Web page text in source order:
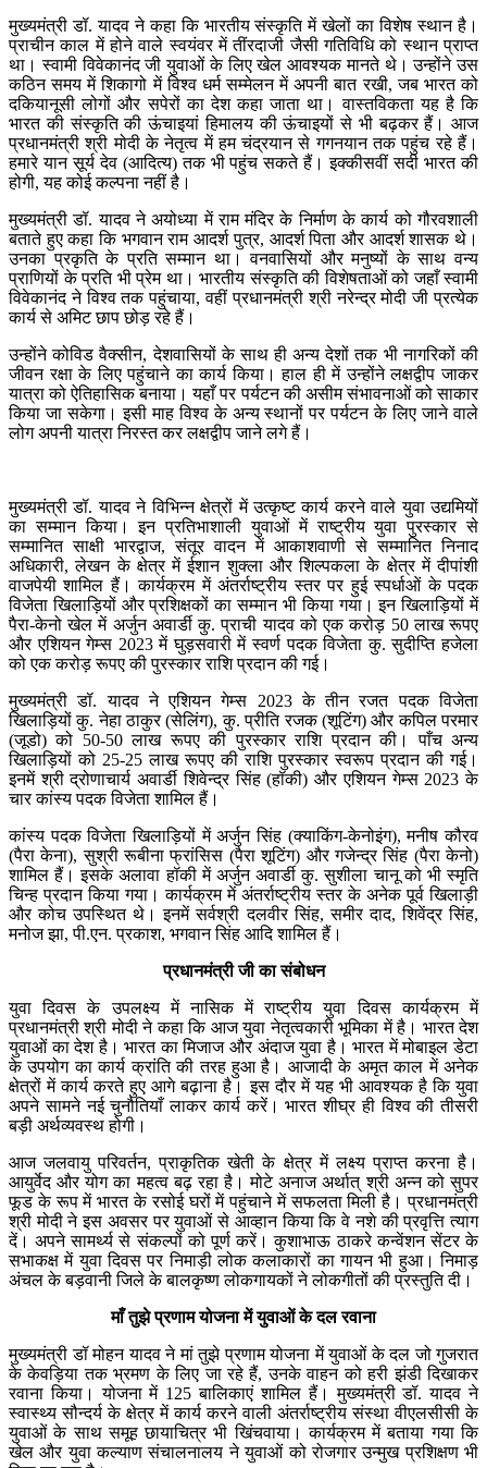
मुख्यमंत्री डॉ. यादव ने कहा कि भारतीय संस्कृति में खेलों का विशेष स्थान है।
प्राचीन काल में होने वाले स्वयंवर में तींरदाजी जैसी गतिविधि को स्थान प्राप्त
था। स्वामी विवेकानंद जी युवाओं के लिए खेल आवश्यक मानते थे। उन्होंने उस
कठिन समय में शिकागो में विश्व धर्म सम्मेलन में अपनी बात रखी, जब भारत को
दकियानूसी लोगों और सपेरों का देश कहा जाता था। वास्तविकता यह है कि
भारत की संस्कृति की ऊंचाइयां हिमालय की ऊंचाइयों से भी बढ़कर हैं। आज
प्रधानमंत्री श्री मोदी के नेतृत्व में हम चंद्रयान से गगनयान तक पहुंच रहे हैं।
हमारे यान सूर्य देव (आदित्य) तक भी पहुंच सकते हैं। इक्कीसवीं सदी भारत की
होगी, यह कोई कल्पना नहीं है।
मुख्यमंत्री डॉ. यादव ने अयोध्या में राम मंदिर के निर्माण के कार्य को गौरवशाली
बताते हुए कहा कि भगवान राम आदर्श पुत्र, आदर्श पिता और आदर्श शासक थे।
उनका प्रकृति के प्रति सम्मान था। वनवासियों और मनुष्यों के साथ वन्य
प्राणियों के प्रति भी प्रेम था। भारतीय संस्कृति की विशेषताओं को जहाँ स्वामी
विवेकानंद ने विश्व तक पहुंचाया, वहीं प्रधानमंत्री श्री नरेन्द्र मोदी जी प्रत्येक
कार्य से अमिट छाप छोड़ रहे हैं।
उन्होंने कोविड वैक्सीन, देशवासियों के साथ ही अन्य देशों तक भी नागरिकों की
जीवन रक्षा के लिए पहुंचाने का कार्य किया। हाल ही में उन्होंने लक्षद्वीप जाकर
यात्रा को ऐतिहासिक बनाया। यहाँ पर पर्यटन की असीम संभावनाओं को साकार
किया जा सकेगा। इसी माह विश्व के अन्य स्थानों पर पर्यटन के लिए जाने वाले
लोग अपनी यात्रा निरस्त कर लक्षद्वीप जाने लगे हैं।
मुख्यमंत्री डॉ. यादव ने विभिन्न क्षेत्रों में उत्कृष्ट कार्य करने वाले युवा उद्यमियों
का सम्मान किया। इन प्रतिभाशाली युवाओं में राष्ट्रीय युवा पुरस्कार से
सम्मानित साक्षी भारद्वाज, संतूर वादन में आकाशवाणी से सम्मानित निनाद
अधिकारी, लेखन के क्षेत्र में ईशान शुक्ला और शिल्पकला के क्षेत्र में दीपांशी
वाजपेयी शामिल हैं। कार्यक्रम में अंतर्राष्ट्रीय स्तर पर हुई स्पर्धाओं के पदक
विजेता खिलाड़ियों और प्रशिक्षकों का सम्मान भी किया गया। इन खिलाड़ियों में
पैरा-केनो खेल में अर्जुन अवार्डी कु. प्राची यादव को एक करोड़ 50 लाख रूपए
और एशियन गेम्स 2023 में घुड़सवारी में स्वर्ण पदक विजेता कु. सुदीप्ति हजेला
को एक करोड़ रूपए की पुरस्कार राशि प्रदान की गई।
मुख्यमंत्री डॉ. यादव ने एशियन गेम्स 2023 के तीन रजत पदक विजेता
खिलाड़ियों कु. नेहा ठाकुर (सेलिंग), कु. प्रीति रजक (शूटिंग) और कपिल परमार
(जूडो) को 50-50 लाख रूपए की पुरस्कार राशि प्रदान की। पाँच अन्य
खिलाड़ियों को 25-25 लाख रूपए की राशि पुरस्कार स्वरूप प्रदान की गई।
इनमें श्री ‍द्रोणाचार्य अवार्डी शिवेन्द्र सिंह (हॉकी) और एशियन गेम्स 2023 के
चार कांस्य पदक विजेता शामिल हैं।
कांस्य पदक विजेता खिलाड़ियों में अर्जुन सिंह (क्याकिंग-केनोइंग), मनीष कौरव
(पैरा केना), सुश्री रूबीना फ्रांसिस (पैरा शूटिंग) और गजेन्द्र सिंह (पैरा केनो)
शामिल हैं। इसके अलावा हॉकी में अर्जुन अवार्डी कु. सुशीला चानू को भी स्मृति
चिन्ह प्रदान किया गया। कार्यक्रम में अंतर्राष्ट्रीय स्तर के अनेक पूर्व खिलाड़ी
और कोच उपस्थित थे। इनमें सर्वश्री दलवीर सिंह, समीर दाद, शिवेंद्र सिंह,
मनोज झा, पी.एन. प्रकाश, भगवान सिंह आदि शामिल हैं।
प्रधानमंत्री जी का संबोधन
युवा दिवस के उपलक्ष्य में नासिक में राष्ट्रीय युवा दिवस कार्यक्रम में
प्रधानमंत्री श्री मोदी ने कहा कि आज युवा नेतृत्वकारी भूमिका में है। भारत देश
युवाओं का देश है। भारत का मिजाज और अंदाज युवा है। भारत में मोबाइल डेटा
के उपयोग का कार्य क्रांति की तरह हुआ है। आजादी के अमृत काल में अनेक
क्षेत्रों में कार्य करते हुए आगे बढ़ाना है। इस दौर में यह भी आवश्यक है कि युवा
अपने सामने नई चुनौतियाँ लाकर कार्य करें। भारत शीघ्र ही विश्व की तीसरी
बड़ी अर्थव्यवस्थ होगी।
आज जलवायु परिवर्तन, प्राकृतिक खेती के क्षेत्र में लक्ष्य प्राप्त करना है।
आयुर्वेद और योग का महत्व बढ़ रहा है। मोटे अनाज अर्थात् श्री अन्न को सुपर
फूड के रूप में भारत के रसोई घरों में पहुंचाने में सफलता मिली है। प्रधानमंत्री
श्री मोदी ने इस अवसर पर युवाओं से आव्हान किया कि वे नशे की प्रवृत्ति त्याग
दें। अपने सामर्थ्य से संकल्पों को पूर्ण करें।कुशाभाऊ ठाकरे कन्वेंशन सेंटर के
सभाकक्ष में युवा दिवस पर निमाड़ी लोक कलाकारों का गायन भी हुआ। निमाड़
अंचल के बड़वानी जिले के बालकृष्ण लोकगायकों ने लोकगीतों की प्रस्तुति दी।
माँ तुझे प्रणाम योजना में युवाओं के दल रवाना
मुख्यमंत्री डॉ मोहन यादव ने मां तुझे प्रणाम योजना में युवाओं के दल जो गुजरात
के केवड़िया तक भ्रमण के लिए जा रहे हैं, उनके वाहन को हरी झंडी दिखाकर
रवाना किया। योजना में 125 बालिकाएं शामिल हैं। मुख्यमंत्री डॉ. यादव ने
स्वास्थ्य सौन्दर्य के क्षेत्र में कार्य करने वाली अंतर्राष्ट्रीय संस्था वीएलसीसी के
युवाओं के साथ समूह छायाचित्र भी खिंचवाया। कार्यक्रम में बताया गया कि
खेल और युवा कल्याण संचालनालय ने युवाओं को रोजगार उन्मुख प्रशिक्षण भी